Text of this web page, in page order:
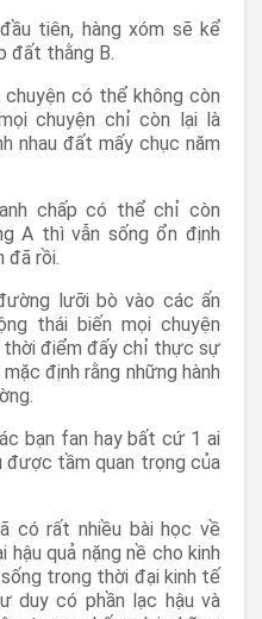
tiên, hàng xóm sẽ kể
đất thằng B.
chuyện có thể không còn
chuyện chỉ còn lại là
nhau đất mấy chục năm
chấp có thể chỉ còn
A thì vẫn sống ổn định
đã rồi.
lưỡi bò vào các ấn
thái biến mọi chuyện
thời điểm đấy chỉ thực sự
định rằng những hành
bạn fan hay bất cứ 1 ai
được tầm quan trọng của
có rất nhiều bài học về
quả nặng nề cho kinh
trong thời đại kinh tế
duy có phần lạc hậu và